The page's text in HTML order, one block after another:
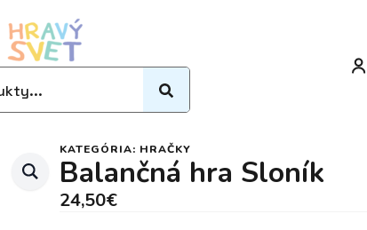
KATEGÓRIA: HRAČKY
Balančná hra Sloník
24,50€